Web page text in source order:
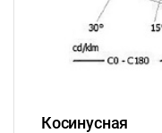
Косинусная